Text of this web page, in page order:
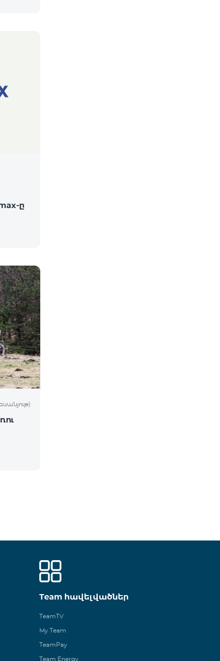
ը
Team հավելվածներ
TeamTV
My Team
TeamPay
Team Energy